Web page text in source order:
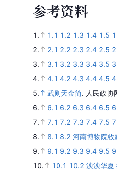
参考资料
1. 1.1 1.2 1.3 1.4 1.5
2.
2.1 2.2 2.3 2.4 2.5
3.
3.1 3.2 3.3 3.4 3.5
4.
4.1 4.2 4.3 4.4 4.5
5.
武则天金简. 人民政协
6.
6.1 6.2 6.3 6.4 6.5
7.
7.1 7.2 7.3 7.4 7.5
8.
8.1 8.2 河南博物院收
9.
9.1 9.2 9.3 9.4 9.5
10.
10.1 10.2 泱泱华夏